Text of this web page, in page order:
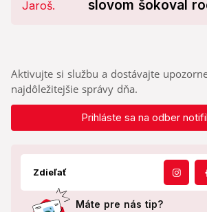
slovom šokoval
Aktivujte si službu a dostávajte
najdôležitejšie správy dňa.
Prihláste sa na odber
Zdieľať
Máte pre nás tip?